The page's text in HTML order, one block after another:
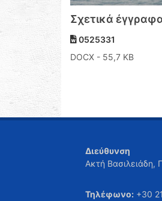
Σχετικά
0525331
DOCX - 55,7 KB
Διεύθυνση
Ακτή
Τηλέφωνο: +30